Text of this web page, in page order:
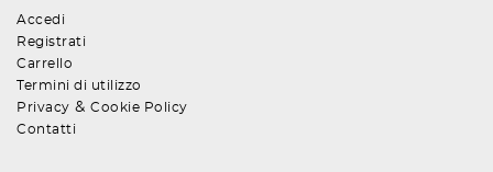
Accedi
Registrati
Carrello
Termini di utilizzo
Privacy & Cookie Policy
Contatti